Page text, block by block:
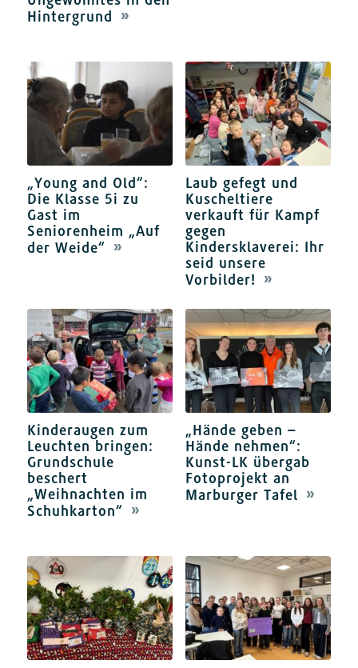
Hintergrund
„Young and Old“:
Die Klasse 5i zu
Gast im
Seniorenheim „Auf
der Weide“
Laub gefegt und
Kuscheltiere
verkauft für Kampf
gegen
Kindersklaverei: Ihr
seid unsere
Vorbilder!
Kinderaugen zum
Leuchten bringen:
Grundschule
beschert
„Weihnachten im
Schuhkarton“
„Hände geben –
Hände nehmen“:
Kunst-LK übergab
Fotoprojekt an
Marburger Tafel